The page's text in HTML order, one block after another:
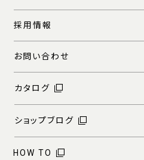
採用情報
お問い合わせ
カタログ
ショップブログ
HOW TO